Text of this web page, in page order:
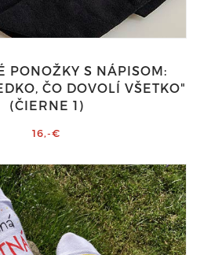
PONOŽKY S NÁPISOM:
ČO DOVOLÍ VŠETKO"
(ČIERNE 1)
16,-€